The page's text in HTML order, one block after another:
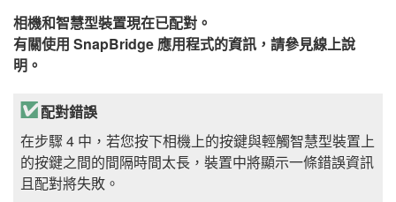
相機和智慧型裝置現在已配對。
有關使用 SnapBridge應用程式的資訊，請參見線上說
明。
配對錯誤
在步驟 4 中，若您按下相機上的按鍵與輕觸智慧型裝置上
的按鍵之間的間隔時間太長，裝置中將顯示一條錯誤資訊
且配對將失敗。